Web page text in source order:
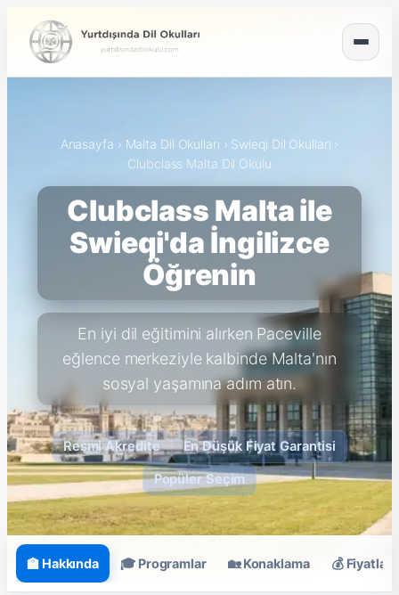
Anasayfa › Malta Dil Okulları › Swieqi Dil Okulları ›
Clubclass Malta Dil Okulu
Clubclass Malta ile
Swieqi'da İngilizce
Öğrenin
En iyi dil eğitimini alırken Paceville
eğlence merkeziyle kalbinde Malta'nın
sosyal yaşamına adım atın.
Resmi Akredite En Düşük Fiyat Garantisi
Popüler Seçim
🏫 Hakkında 🎓 Programlar 🏡 Konaklama 💰 Fiyatlar